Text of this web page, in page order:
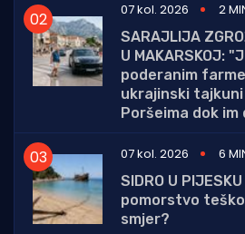
07 kol. 2026
2
SARAJLIJA
U MAKARSKOJ:
poderanim
ukrajinski
Poršeima dok
07 kol. 2026
6
SIDRO U
pomorstvo
smjer?